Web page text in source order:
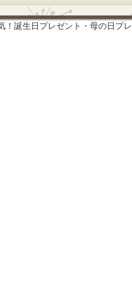
！誕生日プレゼント・母の日プ